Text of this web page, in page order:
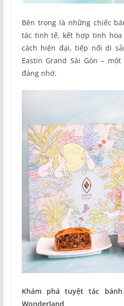
Bên trong là những chiếc
tác tinh tế, kết hợp tinh
cách hiện đại, tiếp nối di
Eastin Grand Sài Gòn –
đáng nhớ.
Khám phá tuyệt tác
Wonderland